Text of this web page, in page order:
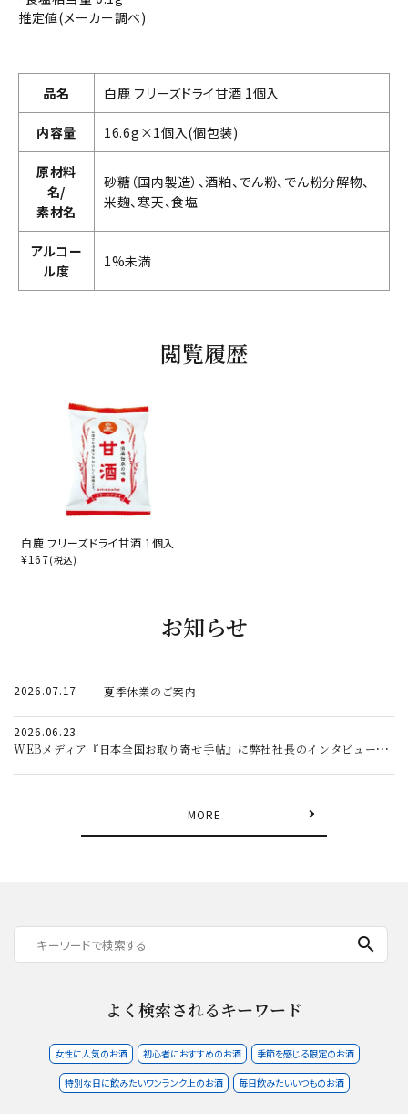
推定値(メーカー調べ)
品名 白鹿 フリーズドライ甘酒 1個入
内容量 16.6g×1個入(個包装)
原材料
名/
素材名
砂糖（国内製造）、酒粕、でん粉、でん粉分解物、
米麹、寒天、食塩
アルコー
ル度
1%未満
閲覧履歴
白鹿 フリーズドライ甘酒 1個入
¥167(税込)
お知らせ
2026.07.17 夏季休業のご案内
2026.06.23
WEBメディア『日本全国お取り寄せ手帖』に弊社社長のインタビュー記事が掲載されました。
MORE
search
よく検索されるキーワード
女性に人気のお酒 初心者におすすめのお酒 季節を感じる限定のお酒
特別な日に飲みたいワンランク上のお酒 毎日飲みたいいつものお酒